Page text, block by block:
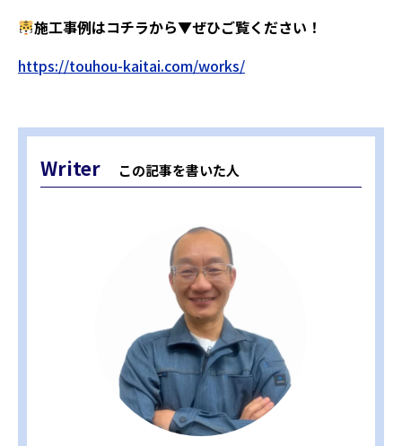
施工事例はコチラから▼ぜひご覧ください！
https://touhou-kaitai.com/works/
Writer この記事を書いた人